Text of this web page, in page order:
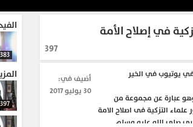
في إصلاح الأمة
397
أضيف في:
30 يوليو 2017
يوتيوب في الخير
عبارة عن مجموعة من
علماء التزكية فى اصلاح الامة
صلى الله عليه وسلم ,
383
397